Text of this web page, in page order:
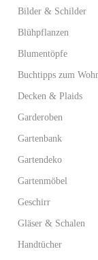
Bilder & Schilder
Blühpflanzen
Blumentöpfe
Buchtipps zum
Decken & Plaids
Garderoben
Gartenbank
Gartendeko
Gartenmöbel
Geschirr
Gläser & Schalen
Handtücher